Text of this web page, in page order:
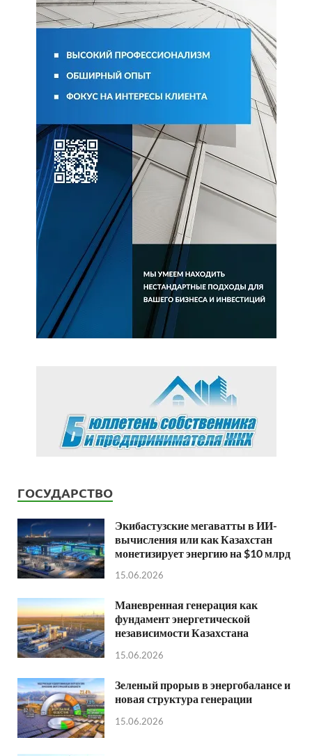
ГОСУДАРСТВО
Экибастузские мегаватты в ИИ-
вычисления или как Казахстан
монетизирует энергию на $10 млрд
15.06.2026
Маневренная генерация как
фундамент энергетической
независимости Казахстана
15.06.2026
Зеленый прорыв в энергобалансе и
новая структура генерации
15.06.2026